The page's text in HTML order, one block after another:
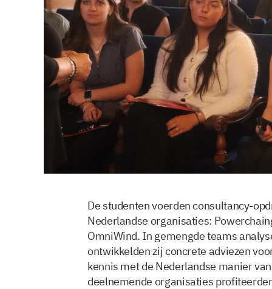
De studenten voerden consultancy-
Nederlandse organisaties:
OmniWind. In gemengde teams
ontwikkelden zij concrete adviezen
kennis met de Nederlandse manier
deelnemende organisaties